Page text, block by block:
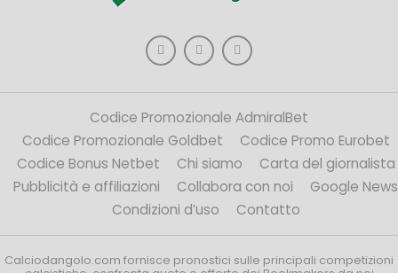
Codice Promozionale AdmiralBet
Codice Promozionale Goldbet
Codice Promo Eurobet
Codice Bonus Netbet
Chi siamo
Carta del giornalista
Pubblicità e affiliazioni
Collabora con noi
Google News
Condizioni d’uso
Contatto
Calciodangolo.com fornisce pronostici sulle principali competizioni